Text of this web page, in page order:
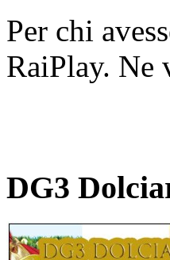
Per chi
RaiPlay. Ne
DG3